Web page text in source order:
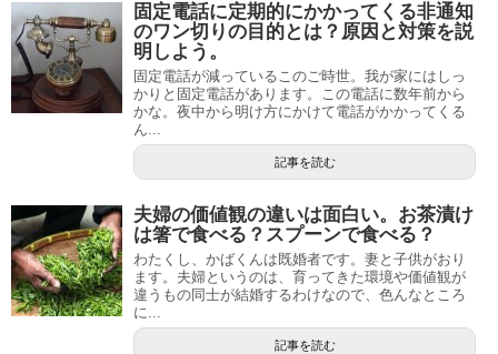
固定電話に定期的にかかってくる非通知
のワン切りの目的とは？原因と対策を説
明しよう。
固定電話が減っているこのご時世。我が家にはしっ
かりと固定電話があります。この電話に数年前から
かな。夜中から明け方にかけて電話がかかってくる
ん...
記事を読む
夫婦の価値観の違いは面白い。お茶漬け
は箸で食べる？スプーンで食べる？
わたくし、かばくんは既婚者です。妻と子供がおり
ます。夫婦というのは、育ってきた環境や価値観が
違うもの同士が結婚するわけなので、色んなところ
に...
記事を読む